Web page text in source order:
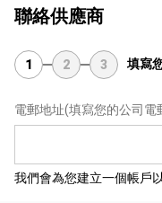
聯絡供應商
1 2 3 填寫
電郵地址(填寫您的公司電
我們會為您建立一個帳戶